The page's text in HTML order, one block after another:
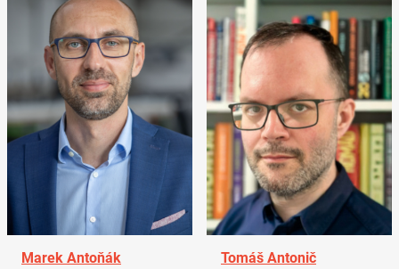
Marek Antoňák
Tomáš Antonič